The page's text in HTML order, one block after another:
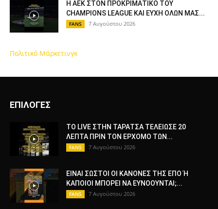
Η ΑΕΚ ΣΤΟΝ ΠΡΟΚΡΙΜΑΤΙΚΟ ΤΟΥ
CHAMPIONS LEAGUE ΚΑΙ ΕΥΧΗ ΟΛΩΝ ΜΑΣ...
FANS 7 Αυγούστου 2026
Πολιτικό Μάρκετινγκ
ΕΠΙΛΟΓΕΣ
ΤΟ LIVE ΣΤΗΝ ΤΑΡΑΤΣΑ ΤΕΛΕΙΩΣΕ 20
ΛΕΠΤΑ ΠΡΙΝ ΤΟΝ ΕΡΧΟΜΟ ΤΩΝ...
FANS 7 Αυγούστου 2026
ΕΙΝΑΙ ΣΩΣΤΟΙ ΟΙ ΚΑΝΟΝΕΣ ΤΗΣ ΕΠΟ Ή
ΚΑΠΟΙΟΙ ΜΠΟΡΕΙ ΝΑ ΕΥΝΟΟΥΝΤΑΙ;...
FANS 7 Αυγούστου 2026